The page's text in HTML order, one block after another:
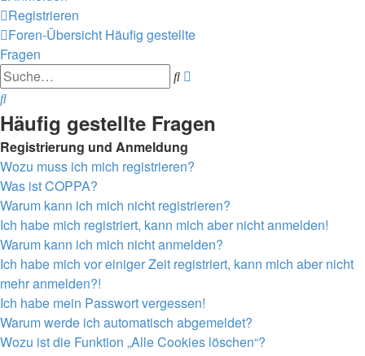
Registrieren
Foren-Übersicht Häufig gestellte
Fragen
Suche
Suche
Häufig gestellte Fragen
Registrierung und Anmeldung
Wozu muss ich mich registrieren?
Was ist COPPA?
Warum kann ich mich nicht registrieren?
Ich habe mich registriert, kann mich aber nicht anmelden!
Warum kann ich mich nicht anmelden?
Ich habe mich vor einiger Zeit registriert, kann mich aber nicht
mehr anmelden?!
Ich habe mein Passwort vergessen!
Warum werde ich automatisch abgemeldet?
Wozu ist die Funktion „Alle Cookies löschen“?